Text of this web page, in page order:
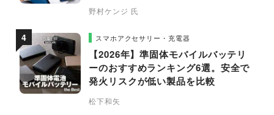
野村ケンジ 氏
スマホアクセサリー・充電器
【2026年】準固体モバイルバッテリ
ーのおすすめランキング6選。安全で
発火リスクが低い製品を比較
松下和矢